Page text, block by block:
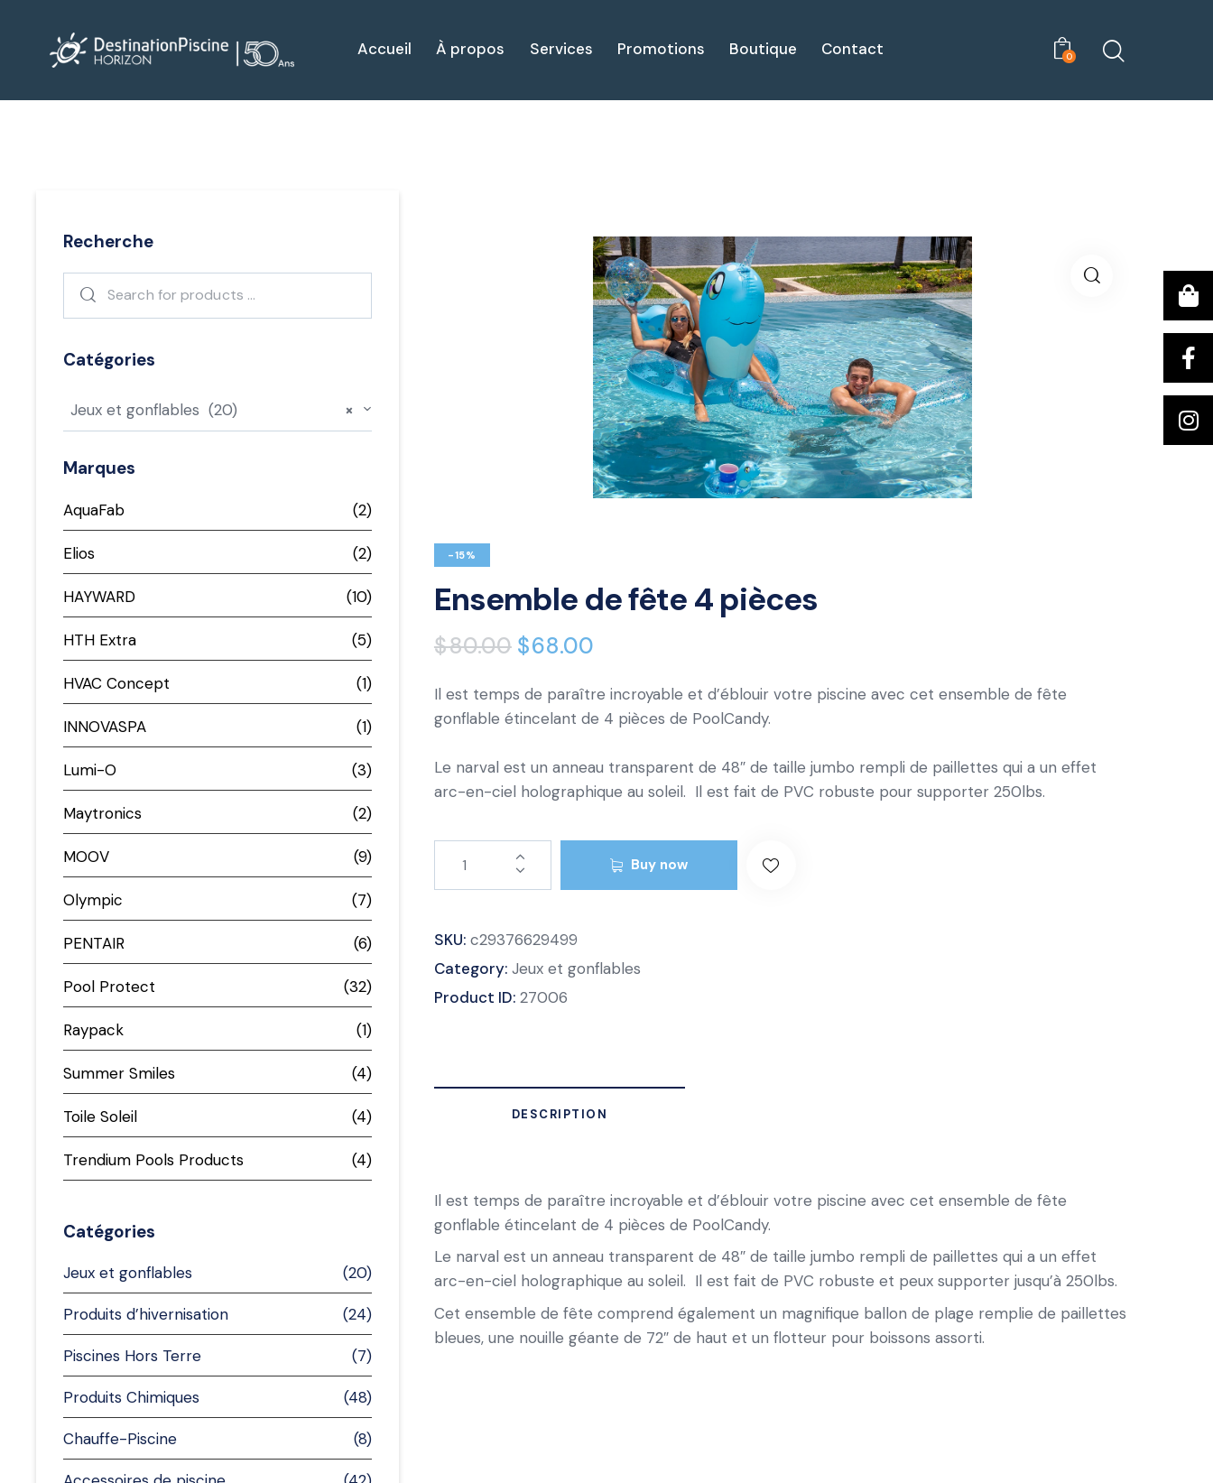
Accueil À propos Services Promotions Boutique Contact 0
-15%
Ensemble de fête 4 pièces
$80.00 $68.00
Il est temps de paraître incroyable et d’éblouir votre piscine avec cet ensemble de fête
gonflable étincelant de 4 pièces de PoolCandy.
Le narval est un anneau transparent de 48″ de taille jumbo rempli de paillettes qui a un effet
arc-en-ciel holographique au soleil. Il est fait de PVC robuste pour supporter 250lbs.
Buy now
SKU: c29376629499
Category: Jeux et gonflables
Product ID: 27006
DESCRIPTION
Il est temps de paraître incroyable et d’éblouir votre piscine avec cet ensemble de fête
gonflable étincelant de 4 pièces de PoolCandy.
Le narval est un anneau transparent de 48″ de taille jumbo rempli de paillettes qui a un effet
arc-en-ciel holographique au soleil. Il est fait de PVC robuste et peux supporter jusqu’à 250lbs.
Cet ensemble de fête comprend également un magnifique ballon de plage remplie de paillettes
bleues, une nouille géante de 72″ de haut et un flotteur pour boissons assorti.
Recherche
Catégories
×
Jeux et gonflables (20)
Marques
AquaFab (2)
Elios (2)
HAYWARD (10)
HTH Extra (5)
HVAC Concept (1)
INNOVASPA (1)
Lumi-O (3)
Maytronics (2)
MOOV (9)
Olympic (7)
PENTAIR (6)
Pool Protect (32)
Raypack (1)
Summer Smiles (4)
Toile Soleil (4)
Trendium Pools Products (4)
Catégories
Jeux et gonflables (20)
Produits d’hivernisation (24)
Piscines Hors Terre (7)
Produits Chimiques (48)
Chauffe-Piscine (8)